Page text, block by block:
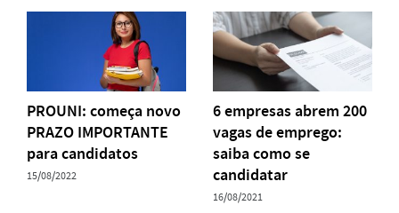
PROUNI: começa novo
PRAZO IMPORTANTE
para candidatos
15/08/2022
6 empresas abrem 200
vagas de emprego:
saiba como se
candidatar
16/08/2021